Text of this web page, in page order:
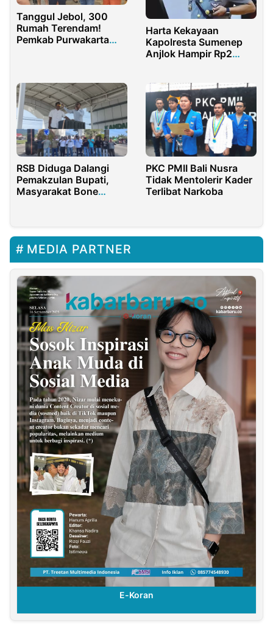
Tanggul Jebol, 300
Rumah Terendam!
Pemkab Purwakarta
Harta Kekayaan
Kapolresta Sumenep
Anjlok Hampir Rp2
RSB Diduga Dalangi
Pemakzulan Bupati,
Masyarakat Bone
PKC PMII Bali Nusra
Tidak Mentolerir Kader
Terlibat Narkoba
MEDIA PARTNER
E-Koran